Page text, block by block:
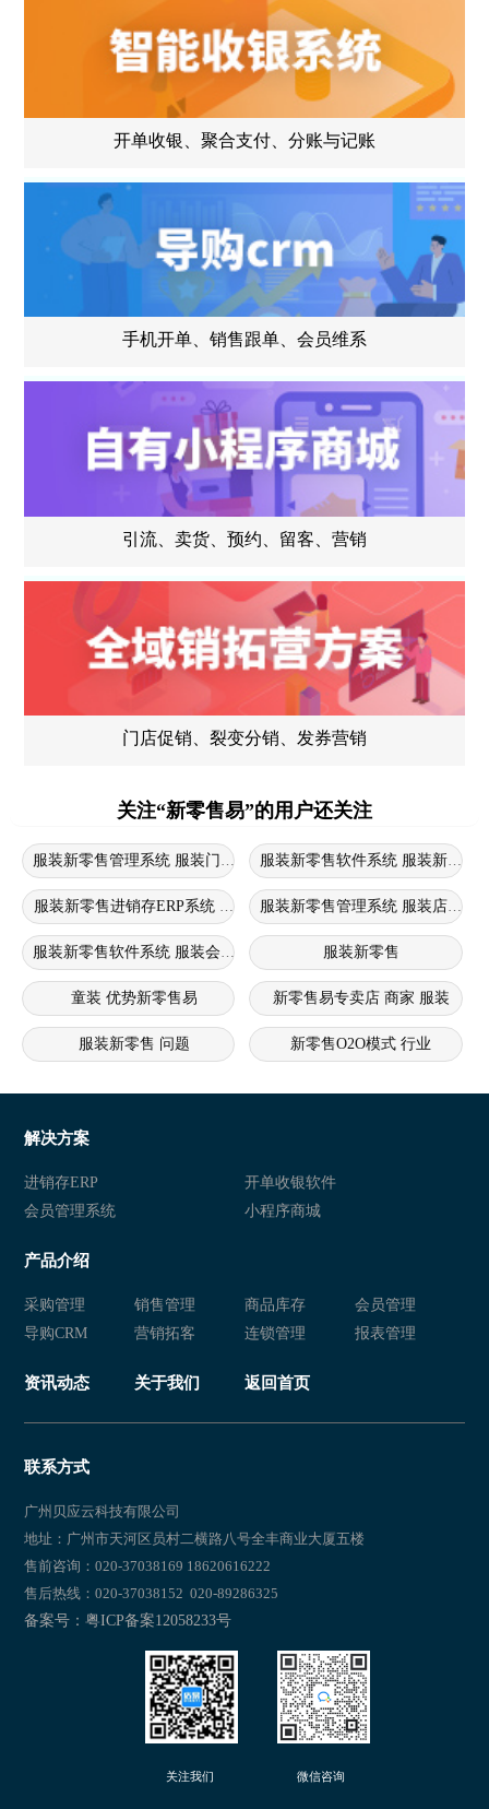
开单收银、聚合支付、分账与记账
手机开单、销售跟单、会员维系
引流、卖货、预约、留客、营销
门店促销、裂变分销、发券营销
关注“新零售易”的用户还关注
服装新零售管理系统 服装门店进销存软件 服装新零售系统
服装新零售进销存ERP系统 服装新零售系统 服装进销存erp系统
服装新零售管理系统 服装店新零
服装新零售软件系统 服装会员管理系统 服装新零售软件
服装新零售
童装 优势新零售易 新零售易专卖店 商家 服装
服装新零售 问题 新零售O2O模式 行业
新零售商城 行业
新零售 衣盈易 衣盈易 新零售
新零售 衣盈易
新零售 新零售易
新零售 新零售易
新零售 新零售易 新零售易
新零售 新零售易
解决方案
进销存ERP
开单收银软件
会员管理系统
小程序商城
产品介绍
采购管理 销售管理 商品库存
会员管理
导购CRM
营销拓客 连锁管理 报表管理
资讯动态 关于我们 返回首页
联系方式
广州贝应云科技有限公司
地址：广州市天河区员村二横路八号全丰商业大厦五楼
售前咨询：020-37038169 18620616222
售后热线：020-37038152 020-89286325
备案号：粤ICP备案12058233号
关注我们 微信咨询